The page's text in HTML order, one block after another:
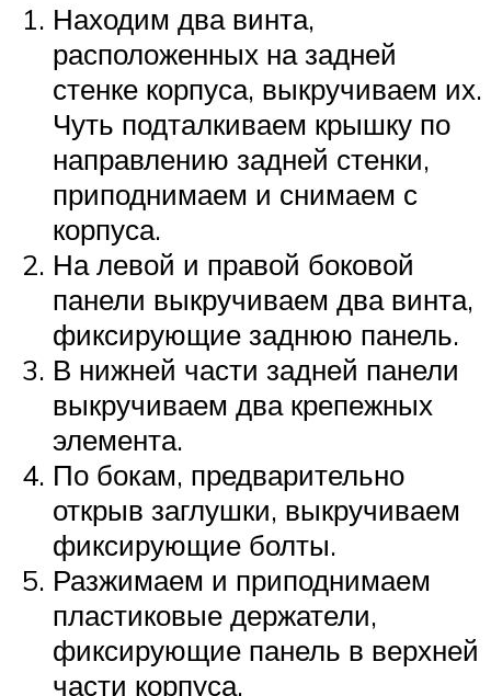
Находим два винта,
расположенных на задней
стенке корпуса, выкручиваем их.
Чуть подталкиваем крышку по
направлению задней стенки,
приподнимаем и снимаем с
корпуса.
На левой и правой боковой
панели выкручиваем два винта,
фиксирующие заднюю панель.
В нижней части задней панели
выкручиваем два крепежных
элемента.
По бокам, предварительно
открыв заглушки, выкручиваем
фиксирующие болты.
Разжимаем и приподнимаем
пластиковые держатели,
фиксирующие панель в верхней
части корпуса.